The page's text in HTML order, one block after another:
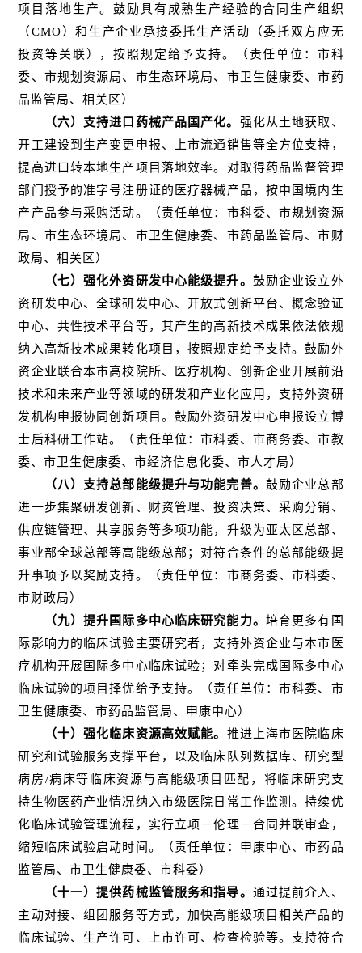
项目落地生产。鼓励具有成熟生产经验的合同生产组织
（CMO）和生产企业承接委托生产活动（委托双方应无
投资等关联），按照规定给予支持。（责任单位：市科
委、市规划资源局、市生态环境局、市卫生健康委、市药
品监管局、相关区）
（六）支持进口药械产品国产化。 强化从土地获取、
开工建设到生产变更申报、上市流通销售等全方位支持，
提高进口转本地生产项目落地效率。对取得药品监督管理
部门授予的准字号注册证的医疗器械产品，按中国境内生
产产品参与采购活动。（责任单位：市科委、市规划资源
局、市生态环境局、市卫生健康委、市药品监管局、市财
政局、相关区）
（七）强化外资研发中心能级提升。 鼓励企业设立外
资研发中心、全球研发中心、开放式创新平台、概念验证
中心、共性技术平台等，其产生的高新技术成果依法依规
纳入高新技术成果转化项目，按照规定给予支持。鼓励外
资企业联合本市高校院所、医疗机构、创新企业开展前沿
技术和未来产业等领域的研发和产业化应用，支持外资研
发机构申报协同创新项目。鼓励外资研发中心申报设立博
士后科研工作站。（责任单位：市科委、市商务委、市教
委、市卫生健康委、市经济信息化委、市人才局）
（八）支持总部能级提升与功能完善。 鼓励企业总部
进一步集聚研发创新、财资管理、投资决策、采购分销、
供应链管理、共享服务等多项功能，升级为亚太区总部、
事业部全球总部等高能级总部；对符合条件的总部能级提
升事项予以奖励支持。（责任单位：市商务委、市科委、
市财政局）
（九）提升国际多中心临床研究能力。 培育更多有国
际影响力的临床试验主要研究者，支持外资企业与本市医
疗机构开展国际多中心临床试验；对牵头完成国际多中心
临床试验的项目择优给予支持。（责任单位：市科委、市
卫生健康委、市药品监管局、申康中心）
（十）强化临床资源高效赋能。 推进上海市医院临床
研究和试验服务支撑平台，以及临床队列数据库、研究型
病房/病床等临床资源与高能级项目匹配，将临床研究支
持生物医药产业情况纳入市级医院日常工作监测。持续优
化临床试验管理流程，实行立项－伦理－合同并联审查，
缩短临床试验启动时间。（责任单位：申康中心、市药品
监管局、市卫生健康委、市科委）
（十一）提供药械监管服务和指导。 通过提前介入、
主动对接、组团服务等方式，加快高能级项目相关产品的
临床试验、生产许可、上市许可、检查检验等。支持符合